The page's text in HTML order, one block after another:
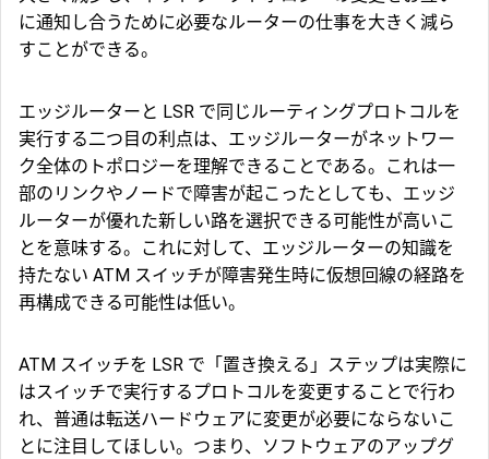
に通知し合うために必要なルーターの仕事を大きく減ら
すことができる。
エッジルーターと LSR で同じルーティングプロトコルを
実行する二つ目の利点は、エッジルーターがネットワー
ク全体のトポロジーを理解できることである。これは一
部のリンクやノードで障害が起こったとしても、エッジ
ルーターが優れた新しい路を選択できる可能性が高いこ
とを意味する。これに対して、エッジルーターの知識を
持たない ATM スイッチが障害発生時に仮想回線の経路を
再構成できる可能性は低い。
ATM スイッチを LSR で「置き換える」ステップは実際に
はスイッチで実行するプロトコルを変更することで行わ
れ、普通は転送ハードウェアに変更が必要にならないこ
とに注目してほしい。つまり、ソフトウェアのアップグ